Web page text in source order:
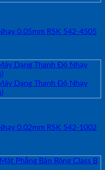
0.05mm RSK 542-4505
0.02mm RSK 542-1002